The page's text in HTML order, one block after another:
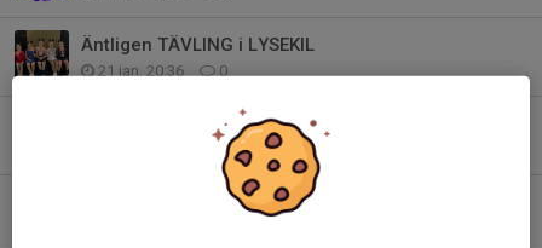
Äntligen TÄVLING i LYSEKIL
21 jan, 20:36 0
Nu drar skridskoskolan igång igen - välkomna!
0